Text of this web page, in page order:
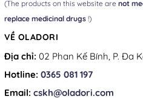
(The products on this website are not
replace medicinal drugs !)
VỀ OLADORI
Địa chỉ: 02 Phan Kế Bính, P. Đa
Hotline: 0365 081 197
Email: cskh@oladori.com